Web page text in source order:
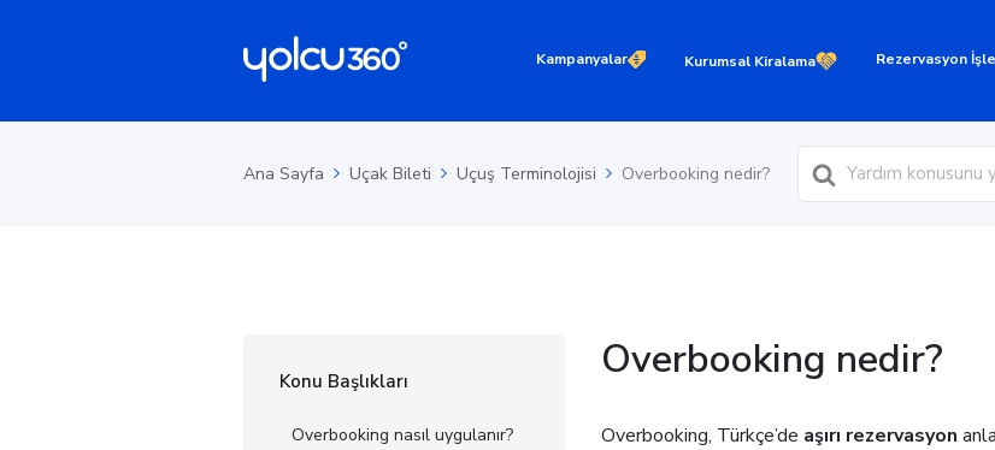
Kampanyalar Kurumsal Kiralama Rezervasyon
Ana Sayfa Uçak Bileti Uçuş Terminolojisi Overbooking nedir? Ara
Konu Başlıkları
Overbooking nasıl uygulanır?
Overbooking nedir?
Overbooking, Türkçe’de aşırı rezervasyon